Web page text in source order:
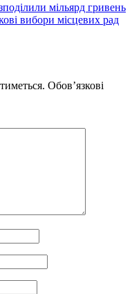
мільярд гривень
вибори місцевих рад
Обов’язкові